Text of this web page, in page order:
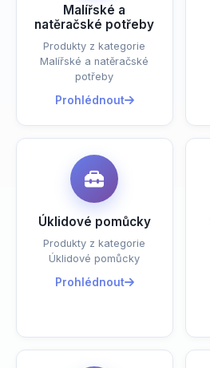
Malířské a
natěračské potřeby
Produkty z kategorie
Malířské a natěračské
potřeby
Prohlédnout
Úklidové pomůcky
Produkty z kategorie
Úklidové pomůcky
Prohlédnout